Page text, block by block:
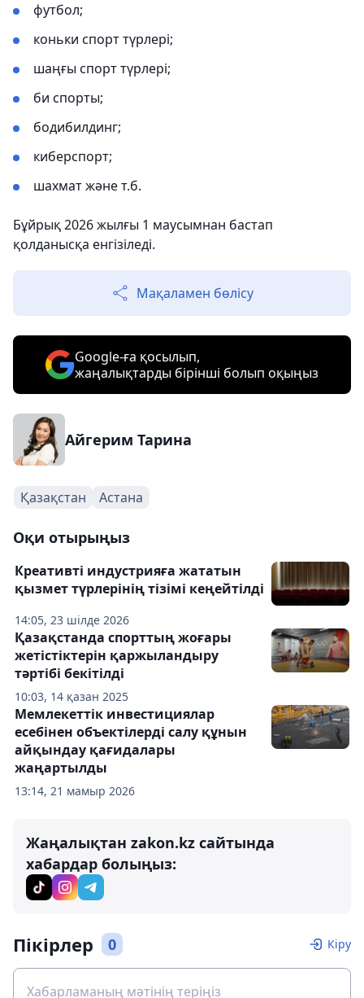
футбол;
коньки спорт түрлері;
шаңғы спорт түрлері;
би спорты;
бодибилдинг;
киберспорт;
шахмат және т.б.
Бұйрық 2026 жылғы 1 маусымнан бастап
қолданысқа енгізіледі.
Мақаламен бөлісу
Google-ға қосылып,
жаңалықтарды бірінші болып оқыңыз
Айгерим Тарина
Қазақстан Астана
Оқи отырыңыз
14:05, 23 шілде 2026
Креативті индустрияға жататын
қызмет түрлерінің тізімі кеңейтілді
10:03, 14 қазан 2025
Қазақстанда спорттың жоғары
жетістіктерін қаржыландыру
тәртібі бекітілді
13:14, 21 мамыр 2026
Мемлекеттік инвестициялар
есебінен объектілерді салу құнын
айқындау қағидалары
жаңартылды
Жаңалықтан zakon.kz сайтында
хабардар болыңыз:
Пікірлер 0 Кіру